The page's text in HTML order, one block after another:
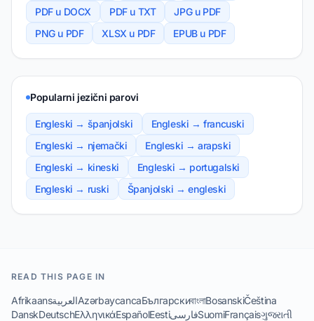
PDF u DOCX
PDF u TXT
JPG u PDF
PNG u PDF
XLSX u PDF EPUB u PDF
Popularni jezični parovi
Engleski → španjolski
Engleski → francuski
Engleski → njemački
Engleski → arapski
Engleski → kineski
Engleski → portugalski
Engleski → ruski
Španjolski → engleski
READ THIS PAGE IN
AfrikaansالعربيةAzərbaycancaБългарскиবাংলাBosanskiČeština
DanskDeutschΕλληνικάEspañolEestiفارسیSuomiFrançaisગુજરાતી